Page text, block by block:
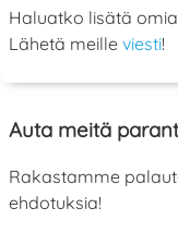
Haluatko lisätä
Lähetä meille viesti!
Auta meitä
Rakastamme
ehdotuksia!